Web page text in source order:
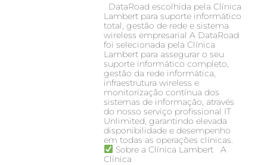
DataRoad escolhida pela Clínica
Lambert para suporte informático
total, gestão de rede e sistema
wireless empresarial A DataRoad
foi selecionada pela Clínica
Lambert para assegurar o seu
suporte informático completo,
gestão da rede informática,
infraestrutura wireless e
monitorização contínua dos
sistemas de informação, através
do nosso serviço profissional IT
Unlimited, garantindo elevada
disponibilidade e desempenho
em todas as operações clínicas.
Sobre a Clínica Lambert A
Clínica